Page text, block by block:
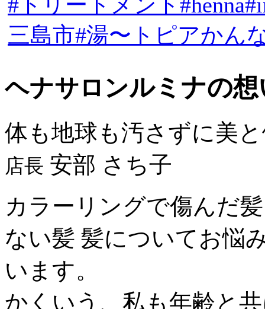
ヘナサロンルミナの想
体も地球も汚さずに美
店長 安部 さち子
カラーリングで傷んだ
ない髪 髪についてお悩
います。
かくいう、私も年齢と